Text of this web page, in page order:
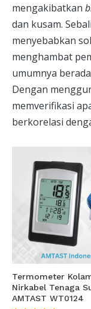
mengakibatkan
dan kusam.
menyebabkan
menghambat
umumnya
Dengan
memverifikasi
berkorelasi
Termometer
Nirkabel Tenaga
AMTAST WT0124